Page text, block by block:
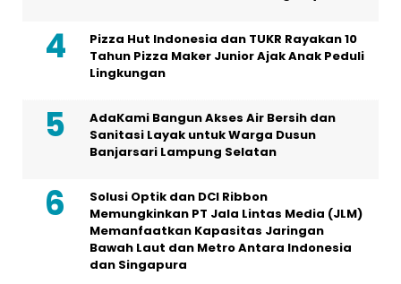
2026™ Melalui Inovasi Teknologi Layar TV
Pizza Hut Indonesia dan TUKR Rayakan 10
Lingkungan
AdaKami Bangun Akses Air Bersih dan
Banjarsari Lampung Selatan
Solusi Optik dan DCI Ribbon
Memungkinkan PT Jala Lintas Media (JLM)
Memanfaatkan Kapasitas Jaringan